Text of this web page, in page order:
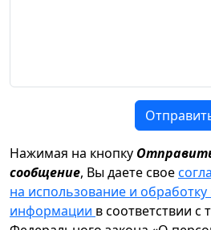
Нажимая на кнопку
сообщение, Вы даете свое
на использование и
информации в соответствии с